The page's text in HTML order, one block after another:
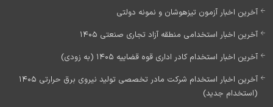
آخرین اخبار آزمون تیزهوشان و نمونه دولتی
آخرین اخبار استخدامی منطقه آزاد تجاری صنعتی 1405
آخرین اخبار استخدام کادر اداری قوه قضاییه 1405 (به زودی)
آخرین اخبار استخدام شرکت مادر تخصصی تولید نیروی برق حرارتی 1405
(استخدام جدید)